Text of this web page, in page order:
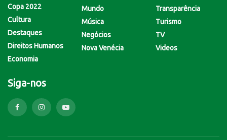
Copa 2022
Cultura
Destaques
Direitos Humanos
Economia
Mundo
Música
Negócios
Nova Venécia
Transparência
Turismo
TV
Videos
Siga-nos